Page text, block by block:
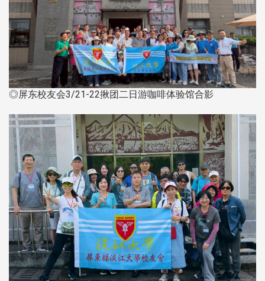
◎屏东校友会3/21-22揪团二日游咖啡体验馆合影